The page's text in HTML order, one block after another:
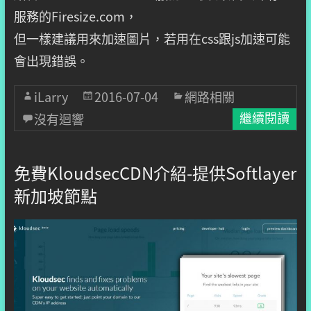
服務的Firesize.com，
但一樣建議用來加速圖片，若用在css跟js加速可能
會出現錯誤。
iLarry
2016-07-04
網路相關
沒有迴響
繼續閱讀
免費KloudsecCDN介紹-提供Softlayer
新加坡節點